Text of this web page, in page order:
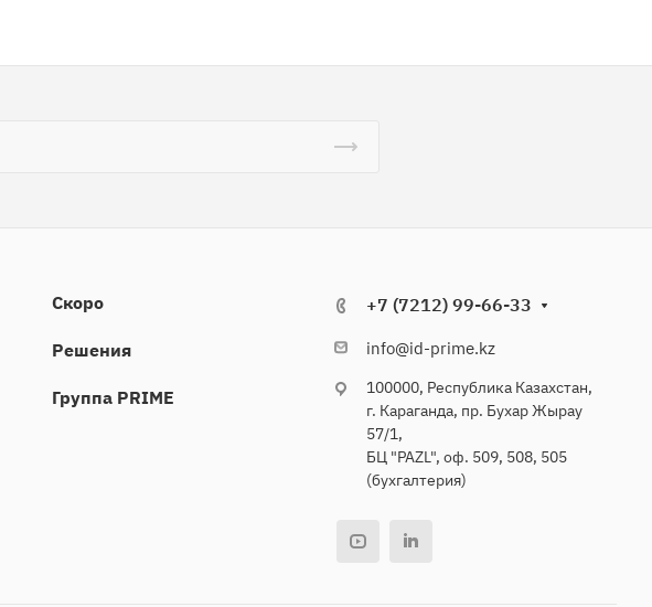
Скоро
Решения
Группа PRIME
+7 (7212) 99-66-33
info@id-prime.kz
100000, Республика Казахстан,
г. Караганда, пр. Бухар Жырау
57/1,
БЦ "PAZL", оф. 509, 508, 505
(бухгалтерия)